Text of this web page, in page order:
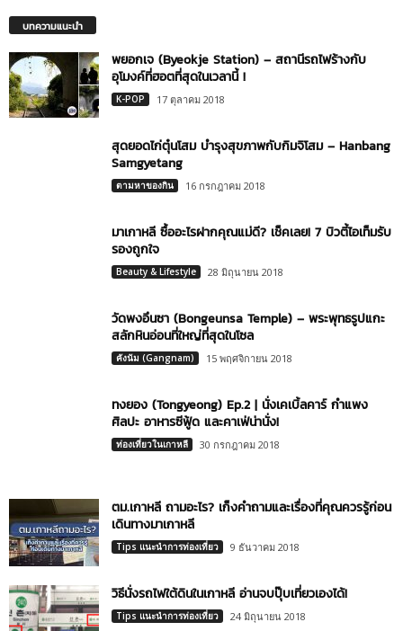
บทความแนะนำ
พยอกเจ (Byeokje Station) – สถานีรถไฟร้างกับ
อุโมงค์ที่ฮอตที่สุดในเวลานี้ !
K-POP 17 ตุลาคม 2018
สุดยอดไก่ตุ๋นโสม บำรุงสุขภาพกับกิมจิโสม – Hanbang
Samgyetang
ตามหาของกิน 16 กรกฎาคม 2018
มาเกาหลี ซื้ออะไรฝากคุณแม่ดี? เช็คเลย! 7 บิวตี้ไอเท็มรับ
รองถูกใจ
Beauty & Lifestyle 28 มิถุนายน 2018
วัดพงอึนซา (Bongeunsa Temple) – พระพุทธรูปแกะ
สลักหินอ่อนที่ใหญ่ที่สุดในโซล
คังนัม (Gangnam) 15 พฤศจิกายน 2018
ทงยอง (Tongyeong) Ep.2 | นั่งเคเบิ้ลคาร์ กำแพง
ศิลปะ อาหารซีฟู้ด และคาเฟ่น่านั่ง!
ท่องเที่ยวในเกาหลี 30 กรกฎาคม 2018
ตม.เกาหลี ถามอะไร? เก็งคำถามและเรื่องที่คุณควรรู้ก่อน
เดินทางมาเกาหลี
Tips แนะนำการท่องเที่ยว 9 ธันวาคม 2018
วิธีนั่งรถไฟใต้ดินในเกาหลี อ่านจบปุ๊บเที่ยวเองได้!
Tips แนะนำการท่องเที่ยว 24 มิถุนายน 2018